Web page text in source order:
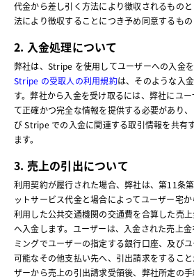
代金から差し引く方法により徴収されるもの
法により徴収することにつき予め同意するもの
2. 入金処理について
弊社は、Stripe を使用してユーザーへの入金を
Stripe の受取人の利用規約は、そのような入
す。弊社から入金を受け取るには、弊社にユ
て正確かつ完全な情報を提供する必要があり
び Stripe での入金に関連する取引情報を共有
ます。
3. 売上の引出について
利用契約が履行された場合、弊社は、第11条
ットサービス代金と場合によってユーザー宅
利用した公共交通機関の交通費を合算した売
へ入金します。ユーザーは、入金された売上
ミングでユーザーの指定する銀行口座、及び
可能なその他支払い先へ、引出請求をするこ
ザーから売上の引出請求受領後、弊社所定の